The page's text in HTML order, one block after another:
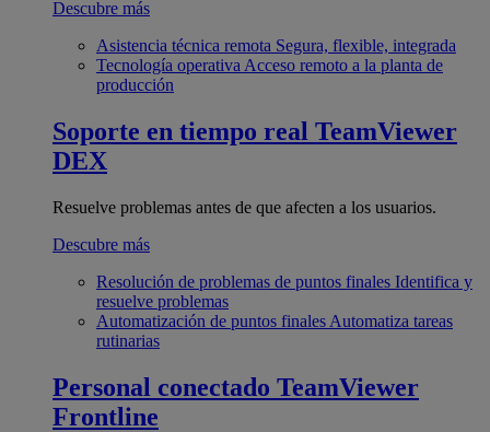
Descubre más
Asistencia técnica remota Segura, flexible, integrada
Tecnología operativa Acceso remoto a la planta de
producción
Soporte en tiempo real TeamViewer
DEX
Resuelve problemas antes de que afecten a los usuarios.
Descubre más
Resolución de problemas de puntos finales Identifica y
resuelve problemas
Automatización de puntos finales Automatiza tareas
rutinarias
Personal conectado TeamViewer
Frontline